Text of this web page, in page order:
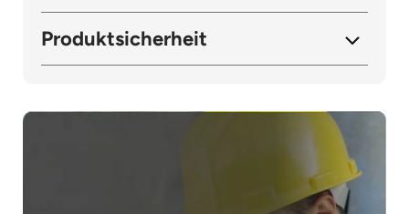
Produktsicherheit